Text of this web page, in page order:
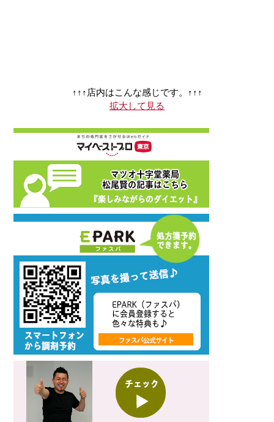
↑↑↑店内はこんな感じです。↑↑↑
拡大して見る